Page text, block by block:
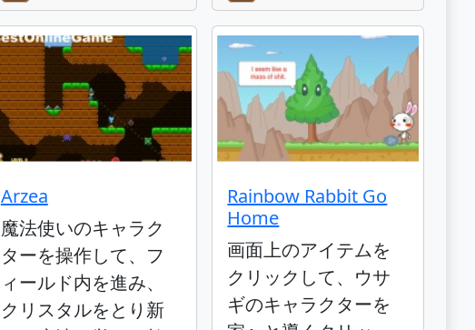
Arzea
魔法使いのキャラク
ターを操作して、フ
ィールド内を進み、
クリスタルをとり新
Rainbow Rabbit Go
Home
画面上のアイテムを
クリックして、ウサ
ギのキャラクターを